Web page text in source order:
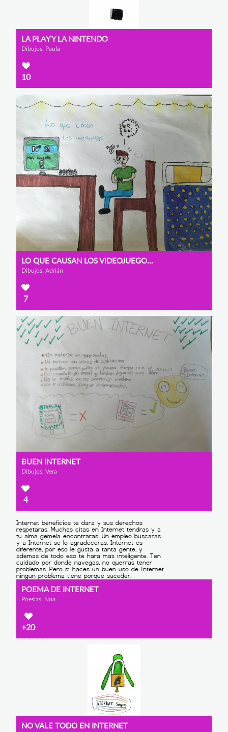
LA PLAY Y LA NINTENDO
Dibujos, Paula
10
LO QUE CAUSAN LOS VIDEOJUEGOS EN INTERNET
Dibujos, Adrián
7
BUEN INTERNET
Dibujos, Vera
4
POEMA DE INTERNET
Poesías, Noa
+20
NO VALE TODO EN INTERNET